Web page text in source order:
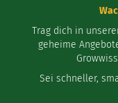
Trag dich in
geheime
Sei schneller,